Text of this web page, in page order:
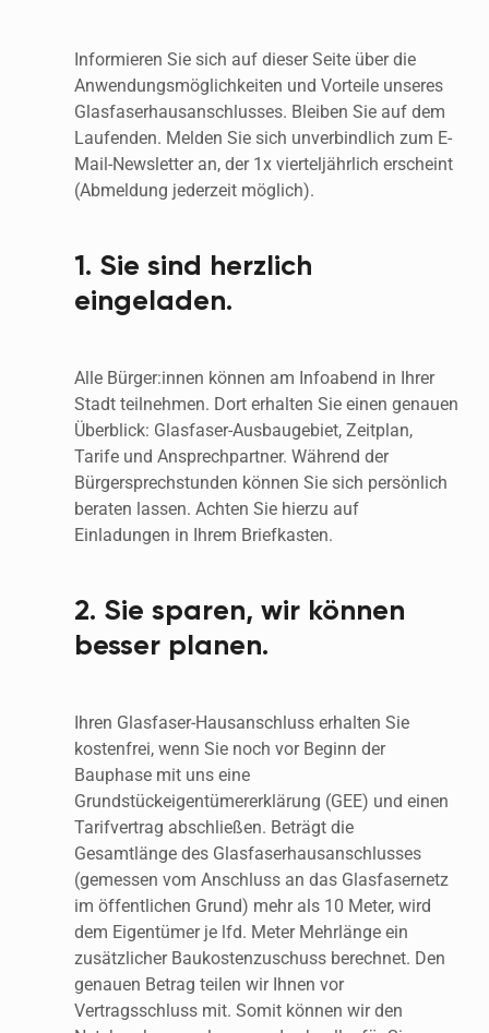
Informieren Sie sich auf dieser Seite über die
Anwendungsmöglichkeiten und Vorteile unseres
Glasfaserhausanschlusses. Bleiben Sie auf dem
Laufenden. Melden Sie sich unverbindlich zum E-
Mail-Newsletter an, der 1x vierteljährlich erscheint
(Abmeldung jederzeit möglich).
1. Sie sind herzlich
eingeladen.
Alle Bürger:innen können am Infoabend in Ihrer
Stadt teilnehmen. Dort erhalten Sie einen genauen
Überblick: Glasfaser-Ausbaugebiet, Zeitplan,
Tarife und Ansprechpartner. Während der
Bürgersprechstunden können Sie sich persönlich
beraten lassen. Achten Sie hierzu auf
Einladungen in Ihrem Briefkasten.
2. Sie sparen, wir können
besser planen.
Ihren Glasfaser-Hausanschluss erhalten Sie
kostenfrei, wenn Sie noch vor Beginn der
Bauphase mit uns eine
Grundstückeigentümererklärung (GEE) und einen
Tarifvertrag abschließen. Beträgt die
Gesamtlänge des Glasfaserhausanschlusses
(gemessen vom Anschluss an das Glasfasernetz
im öffentlichen Grund) mehr als 10 Meter, wird
dem Eigentümer je lfd. Meter Mehrlänge ein
zusätzlicher Baukostenzuschuss berechnet. Den
genauen Betrag teilen wir Ihnen vor
Vertragsschluss mit. Somit können wir den